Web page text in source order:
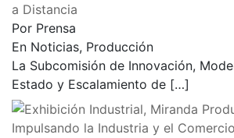
a Distancia
Por Prensa
En Noticias, Producción
La Subcomisión de Innovación,
Estado y Escalamiento de […]